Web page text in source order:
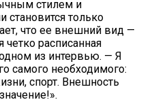
стилем и
становится только
что ее внешний вид —
расписанная
из интервью. — Я
самого необходимого:
спорт. Внешность